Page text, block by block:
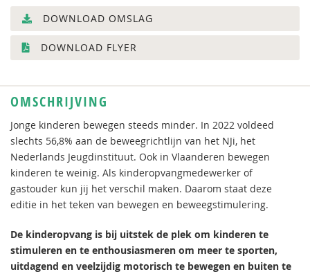
DOWNLOAD OMSLAG
DOWNLOAD FLYER
OMSCHRIJVING
Jonge kinderen bewegen steeds minder. In 2022 voldeed
slechts 56,8% aan de beweegrichtlijn van het NJi, het
Nederlands Jeugdinstituut. Ook in Vlaanderen bewegen
kinderen te weinig. Als kinderopvangmedewerker of
gastouder kun jij het verschil maken. Daarom staat deze
editie in het teken van bewegen en beweegstimulering.
De kinderopvang is bij uitstek de plek om kinderen te
stimuleren en te enthousiasmeren om meer te sporten,
uitdagend en veelzijdig motorisch te bewegen en buiten te